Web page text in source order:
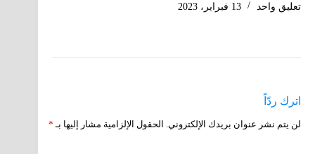
تعليق واحد 13 فبراير، 2023
اترك ردّاً
لن يتم نشر عنوان بريدك الإلكتروني. الحقول الإلزامية مشار إليها بـ *